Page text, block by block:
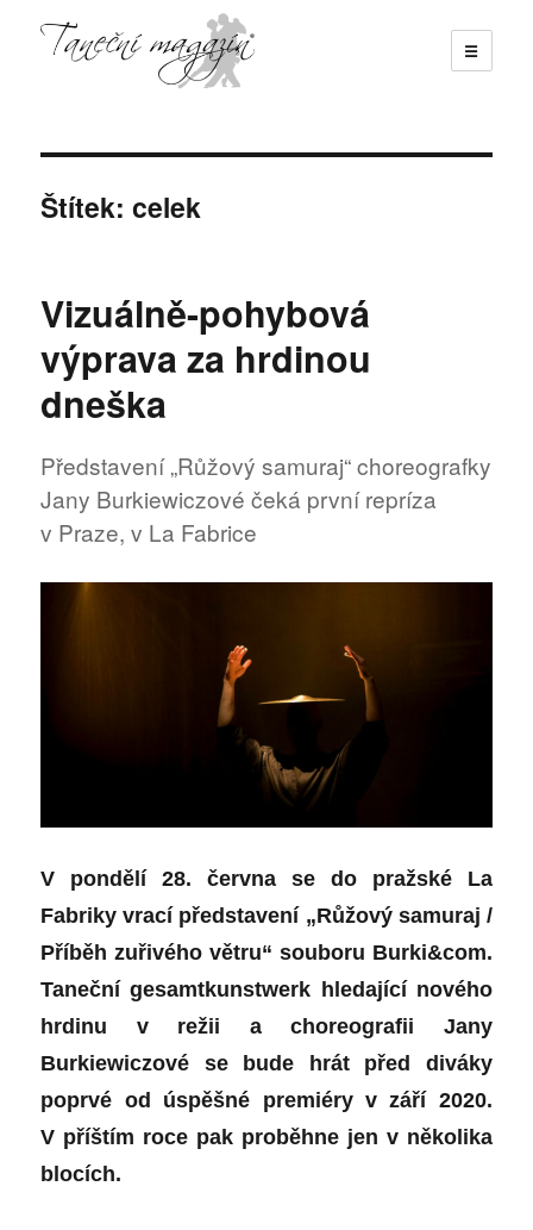
☰
Štítek:celek
Vizuálně-pohybová
výprava za hrdinou
dneška
Představení „Růžový samuraj“ choreografky
Jany Burkiewiczové čeká první repríza
v Praze, v La Fabrice
V pondělí 28. června se do pražské La
Fabriky vrací představení „Růžový samuraj /
Příběh zuřivého větru“ souboru Burki&com.
Taneční gesamtkunstwerk hledající nového
hrdinu v režii a choreografii Jany
Burkiewiczové se bude hrát před diváky
poprvé od úspěšné premiéry v září 2020.
V příštím roce pak proběhne jen v několika
blocích.